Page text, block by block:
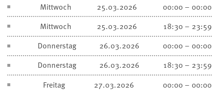
Mittwoch
25.03.2026
00:00 – 00:00
Mittwoch
25.03.2026
18:30 – 23:59
Donnerstag
26.03.2026
00:00 – 00:00
Donnerstag
26.03.2026
18:30 – 23:59
Freitag
27.03.2026
00:00 – 00:00